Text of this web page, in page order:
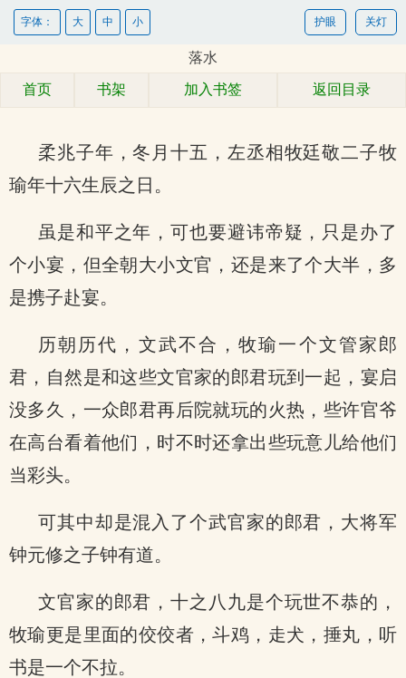
关灯
护眼
字体： 大 中 小
落水
首页 书架 加入书签 返回目录
柔兆子年，冬月十五，左丞相牧廷敬二子牧
瑜年十六生辰之日。
虽是和平之年，可也要避讳帝疑，只是办了
个小宴，但全朝大小文官，还是来了个大半，多
是携子赴宴。
历朝历代，文武不合，牧瑜一个文管家郎
君，自然是和这些文官家的郎君玩到一起，宴启
没多久，一众郎君再后院就玩的火热，些许官爷
在高台看着他们，时不时还拿出些玩意儿给他们
当彩头。
可其中却是混入了个武官家的郎君，大将军
钟元修之子钟有道。
文官家的郎君，十之八九是个玩世不恭的，
牧瑜更是里面的佼佼者，斗鸡，走犬，捶丸，听
书是一个不拉。